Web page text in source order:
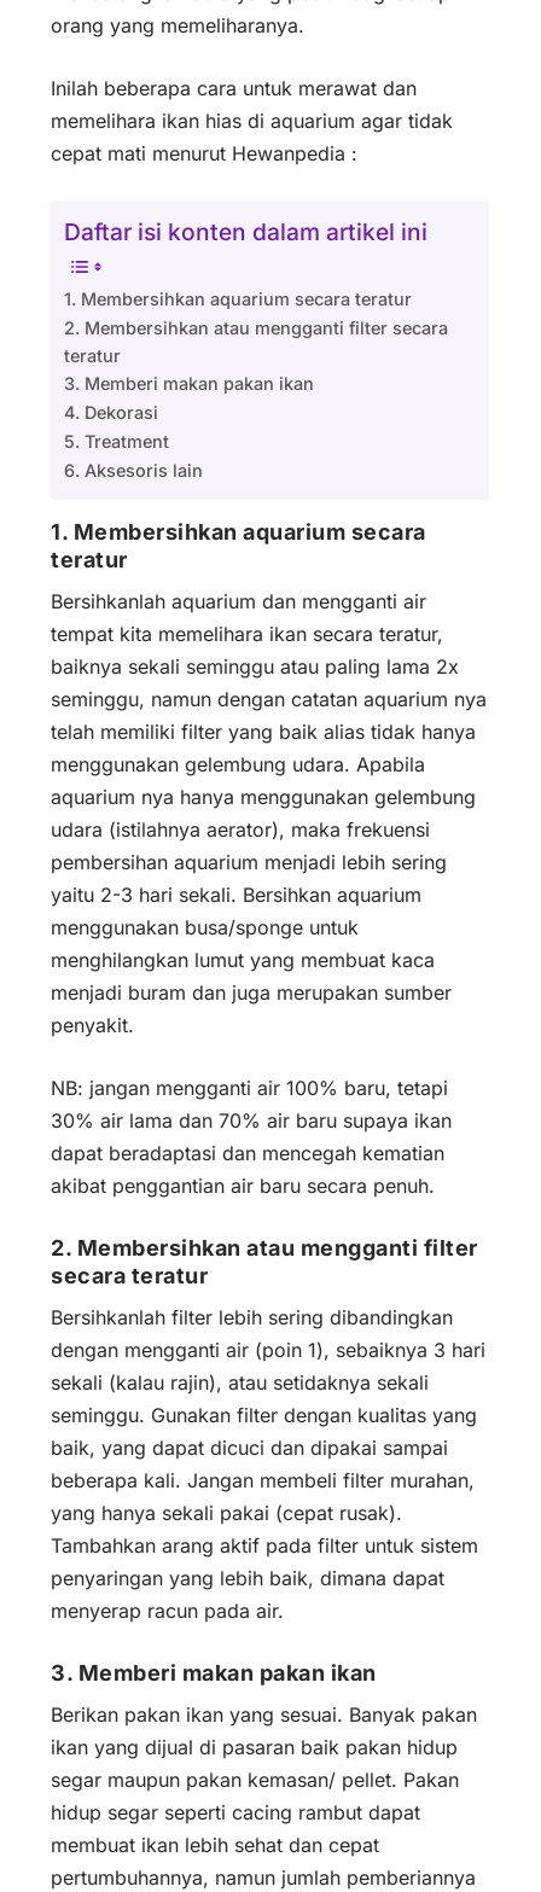
orang yang memeliharanya.
Inilah beberapa cara untuk merawat dan
memelihara ikan hias di aquarium agar tidak
cepat mati menurut Hewanpedia :
Daftar isi konten dalam artikel ini
1. Membersihkan aquarium secara teratur
2. Membersihkan atau mengganti filter secara
teratur
3. Memberi makan pakan ikan
4. Dekorasi
5. Treatment
6. Aksesoris lain
1. Membersihkan aquarium secara
teratur
Bersihkanlah aquarium dan mengganti air
tempat kita memelihara ikan secara teratur,
baiknya sekali seminggu atau paling lama 2x
seminggu, namun dengan catatan aquarium nya
telah memiliki filter yang baik alias tidak hanya
menggunakan gelembung udara. Apabila
aquarium nya hanya menggunakan gelembung
udara (istilahnya aerator), maka frekuensi
pembersihan aquarium menjadi lebih sering
yaitu 2-3 hari sekali. Bersihkan aquarium
menggunakan busa/sponge untuk
menghilangkan lumut yang membuat kaca
menjadi buram dan juga merupakan sumber
penyakit.
NB: jangan mengganti air 100% baru, tetapi
30% air lama dan 70% air baru supaya ikan
dapat beradaptasi dan mencegah kematian
akibat penggantian air baru secara penuh.
2. Membersihkan atau mengganti filter
secara teratur
Bersihkanlah filter lebih sering dibandingkan
dengan mengganti air (poin 1), sebaiknya 3 hari
sekali (kalau rajin), atau setidaknya sekali
seminggu. Gunakan filter dengan kualitas yang
baik, yang dapat dicuci dan dipakai sampai
beberapa kali. Jangan membeli filter murahan,
yang hanya sekali pakai (cepat rusak).
Tambahkan arang aktif pada filter untuk sistem
penyaringan yang lebih baik, dimana dapat
menyerap racun pada air.
3. Memberi makan pakan ikan
Berikan pakan ikan yang sesuai. Banyak pakan
ikan yang dijual di pasaran baik pakan hidup
segar maupun pakan kemasan/ pellet. Pakan
hidup segar seperti cacing rambut dapat
membuat ikan lebih sehat dan cepat
pertumbuhannya, namun jumlah pemberiannya